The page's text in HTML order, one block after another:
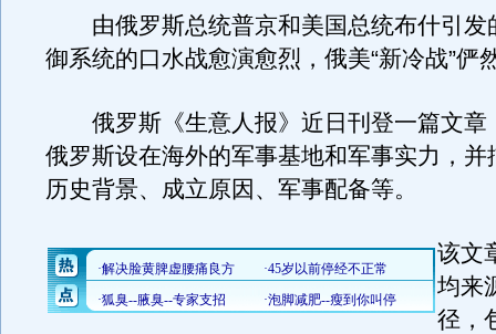
由俄罗斯总统普京和美国总统布什引发
御系统的口水战愈演愈烈，俄美“新冷战”俨
俄罗斯《生意人报》近日刊登一篇文章
俄罗斯设在海外的军事基地和军事实力，并
历史背景、成立原因、军事配备等。
该文
均来
径，